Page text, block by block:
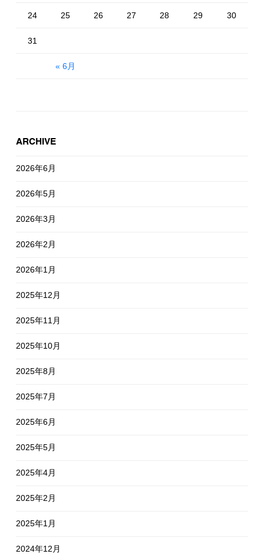
« 6月
24 25 26 27 28 29 30
31
ARCHIVE
2026年6月
2026年5月
2026年3月
2026年2月
2026年1月
2025年12月
2025年11月
2025年10月
2025年8月
2025年7月
2025年6月
2025年5月
2025年4月
2025年2月
2025年1月
2024年12月